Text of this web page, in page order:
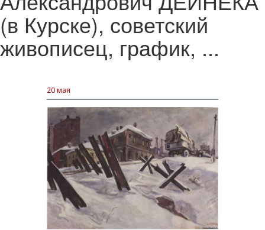
(в Курске), советский
живописец, график, ...
20 мая